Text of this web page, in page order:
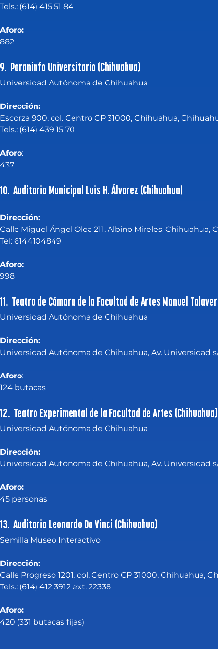
Tels.: (614) 415 51 84
Aforo:
882
9. Paraninfo Universitario (Chihuahua)
Universidad Autónoma de Chihuahua
Dirección:
Escorza 900, col. Centro CP 31000, Chihuahua,
Tels.: (614) 439 15 70
Aforo:
437
10. Auditorio Municipal Luis H. Álvarez (Chihuahua)
Dirección:
Calle Miguel Ángel Olea 211, Albino Mireles, Chihuahua,
Tel: 6144104849
Aforo:
998
11. Teatro de Cámara de la Facultad de Artes Manuel
Universidad Autónoma de Chihuahua
Dirección:
Universidad Autónoma de Chihuahua, Av. Universidad
Aforo:
124 butacas
12. Teatro Experimental de la Facultad de Artes (Chihuahua)
Universidad Autónoma de Chihuahua
Dirección:
Universidad Autónoma de Chihuahua, Av. Universidad
Aforo:
45 personas
13. Auditorio Leonardo Da Vinci (Chihuahua)
Semilla Museo Interactivo
Dirección:
Calle Progreso 1201, col. Centro CP 31000, Chihuahua,
Tels.: (614) 412 3912 ext. 22338
Aforo:
420 (331 butacas fijas)